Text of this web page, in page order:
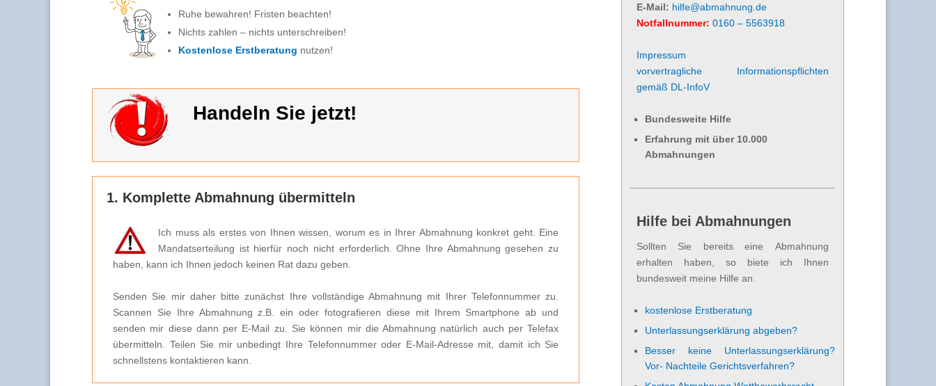
Ruhe bewahren! Fristen beachten!
Nichts zahlen – nichts unterschreiben!
Kostenlose Erstberatung nutzen!
Handeln Sie jetzt!
1. Komplette Abmahnung übermitteln
Ich muss als erstes von Ihnen wissen, worum es in Ihrer Abmahnung konkret geht. Eine
Mandatserteilung ist hierfür noch nicht erforderlich. Ohne Ihre Abmahnung gesehen zu
haben, kann ich Ihnen jedoch keinen Rat dazu geben.
Senden Sie mir daher bitte zunächst Ihre vollständige Abmahnung mit Ihrer Telefonnummer zu.
Scannen Sie Ihre Abmahnung z.B. ein oder fotografieren diese mit Ihrem Smartphone ab und
senden mir diese dann per E-Mail zu. Sie können mir die Abmahnung natürlich auch per Telefax
übermitteln. Teilen Sie mir unbedingt Ihre Telefonnummer oder E-Mail-Adresse mit, damit ich Sie
schnellstens kontaktieren kann.
E-Mail: hilfe@abmahnung.de
Notfallnummer: 0160 – 5563918
Impressum
vorvertragliche Informationspflichten
gemäß DL-InfoV
Bundesweite Hilfe
Erfahrung mit über 10.000
Abmahnungen
Hilfe bei Abmahnungen
Sollten Sie bereits eine Abmahnung
erhalten haben, so biete ich Ihnen
bundesweit meine Hilfe an.
kostenlose Erstberatung
Unterlassungserklärung abgeben?
Besser keine Unterlassungserklärung?
Vor- Nachteile Gerichtsverfahren?